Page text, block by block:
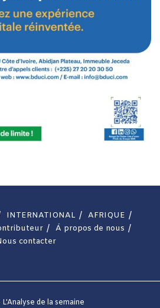
INTERNATIONAL
AFRIQUE
Á propos de nous
contacter
de la semaine